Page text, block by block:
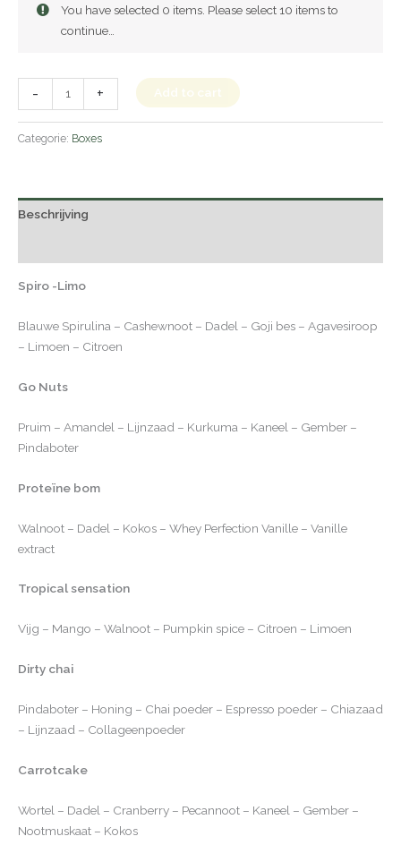
You have selected 0 items. Please select 10 items to
continue…
- + Add to cart
Categorie: Boxes
Beschrijving
Spiro -Limo
Blauwe Spirulina – Cashewnoot – Dadel – Goji bes – Agavesiroop
– Limoen – Citroen
Go Nuts
Pruim – Amandel – Lijnzaad – Kurkuma – Kaneel – Gember –
Pindaboter
Proteïne bom
Walnoot – Dadel – Kokos – Whey Perfection Vanille – Vanille
extract
Tropical sensation
Vijg – Mango – Walnoot – Pumpkin spice – Citroen – Limoen
Dirty chai
Pindaboter – Honing – Chai poeder – Espresso poeder – Chiazaad
– Lijnzaad – Collageenpoeder
Carrotcake
Wortel – Dadel – Cranberry – Pecannoot – Kaneel – Gember –
Nootmuskaat – Kokos